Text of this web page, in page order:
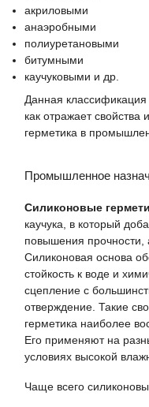
акриловыми
анаэробными
полиуретановыми
битумными
каучуковыми и др.
Данная
как отражает
герметика в
Промышленное
Силиконовые
каучука, в который
повышения прочности,
Силиконовая основа
стойкость к воде и
сцепление с
отверждение. Такие
герметика наиболее
Его применяют на
условиях высокой
Чаще всего